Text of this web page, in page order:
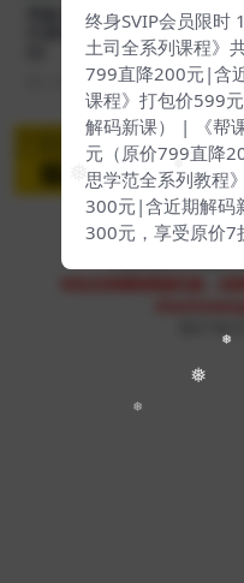
❅
❅
❅
❅
同款吉吉老师轻聆颂钵线上音
疗师培训课程疗愈师【Dh-
11
本站支持课程资源互换，优
终身SVIP会员限时
土司全系列课程》
799直降200元|含
课程》打包价599
解码新课） | 《帮
元（原价799直降
思学范全系列教程
300元|含近期解码
300元，享受原价7